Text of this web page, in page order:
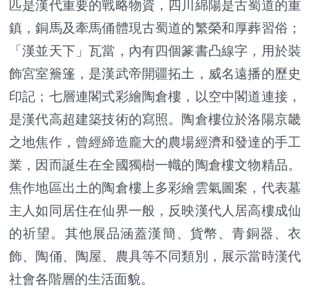
匹是漢代重要的戰略物資，四川綿陽是古蜀道的重
鎮，銅馬及牽馬俑體現古蜀道的繁榮和厚葬習俗；
「漢並天下」瓦當，內有四個篆書凸線字，用於裝
飾宮室簷篷，是漢武帝開疆拓土，威名遠播的歷史
印記；七層連閣式彩繪陶倉樓，以空中閣道連接，
是漢代高超建築技術的寫照。陶倉樓位於洛陽京畿
之地焦作，曾經締造龐大的農場經濟和發達的手工
業，因而誕生在全國獨樹一幟的陶倉樓文物精品。
焦作地區出土的陶倉樓上多彩繪雲氣圖案，代表墓
主人如同居住在仙界一般，反映漢代人居高樓成仙
的祈望。其他展品涵蓋漢簡、貨幣、青銅器、衣
飾、陶俑、陶屋、農具等不同類別，展示當時漢代
社會各階層的生活面貌。